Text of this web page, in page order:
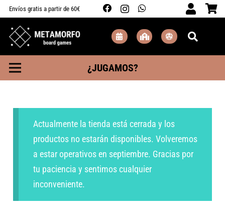
Envíos gratis a partir de 60€
¿JUGAMOS?
Actualmente la tienda está cerrada y los
productos no estarán disponibles. Volveremos
a estar operativos en septiembre. Gracias por
tu paciencia y sentimos cualquier
inconveniente.